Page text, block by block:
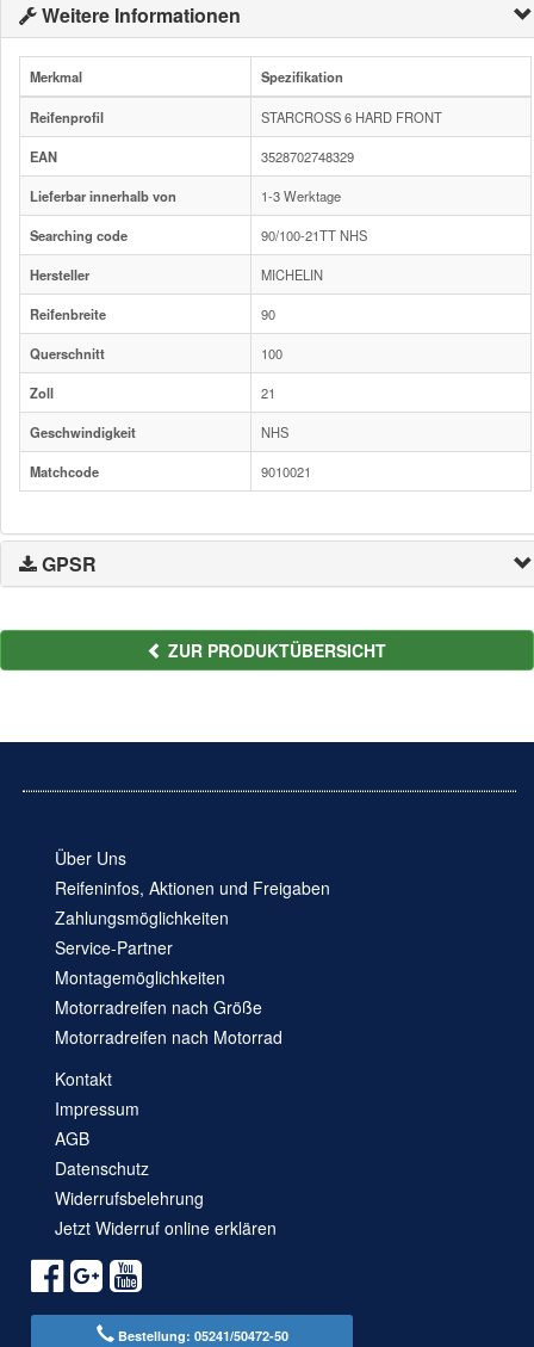
Weitere Informationen
Merkmal Spezifikation
Reifenprofil STARCROSS 6 HARD FRONT
EAN 3528702748329
Lieferbar innerhalb von 1-3 Werktage
Searching code 90/100-21TT NHS
Hersteller MICHELIN
Reifenbreite 90
Querschnitt 100
Zoll 21
Geschwindigkeit NHS
Matchcode 9010021
GPSR
ZUR PRODUKTÜBERSICHT
Über Uns
Reifeninfos, Aktionen und Freigaben
Zahlungsmöglichkeiten
Service-Partner
Montagemöglichkeiten
Motorradreifen nach Größe
Motorradreifen nach Motorrad
Kontakt
Impressum
AGB
Datenschutz
Widerrufsbelehrung
Jetzt Widerruf online erklären
Bestellung: 05241/50472-50